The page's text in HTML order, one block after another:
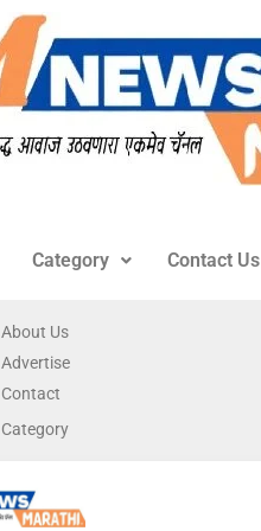
Category Contact Us
About Us
Advertise
Contact
Category